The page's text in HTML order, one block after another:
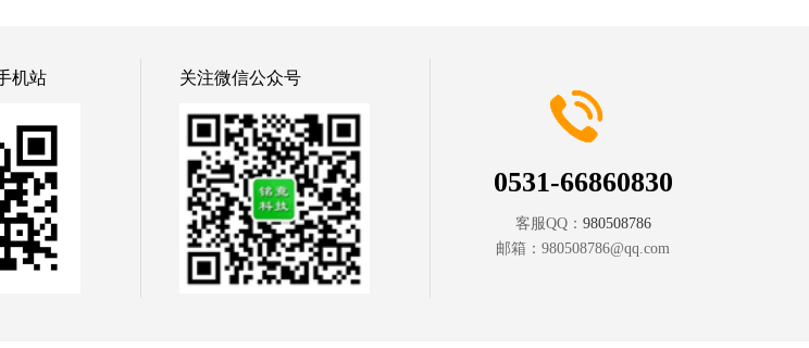
机站 关注微信公众号
0531-66860830
客服QQ： 980508786
邮箱： 980508786@qq.com